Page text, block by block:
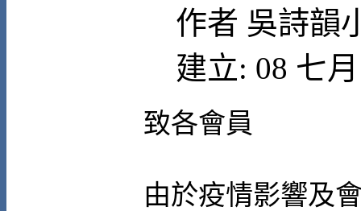
作者 吳詩韻
建立: 08 七
致各會員
由於疫情影響及